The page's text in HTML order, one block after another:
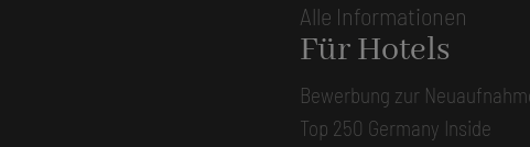
Alle Informationen
Für Hotels
Bewerbung zur
Top 250 Germany Inside